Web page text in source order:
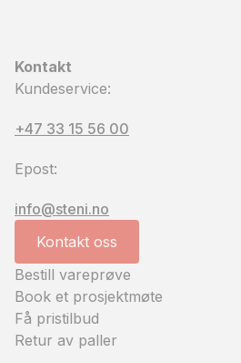
Kontakt
Kundeservice:
+47 33 15 56 00
Epost:
info@steni.no
Kontakt oss
Bestill vareprøve
Book et prosjektmøte
Få pristilbud
Retur av paller